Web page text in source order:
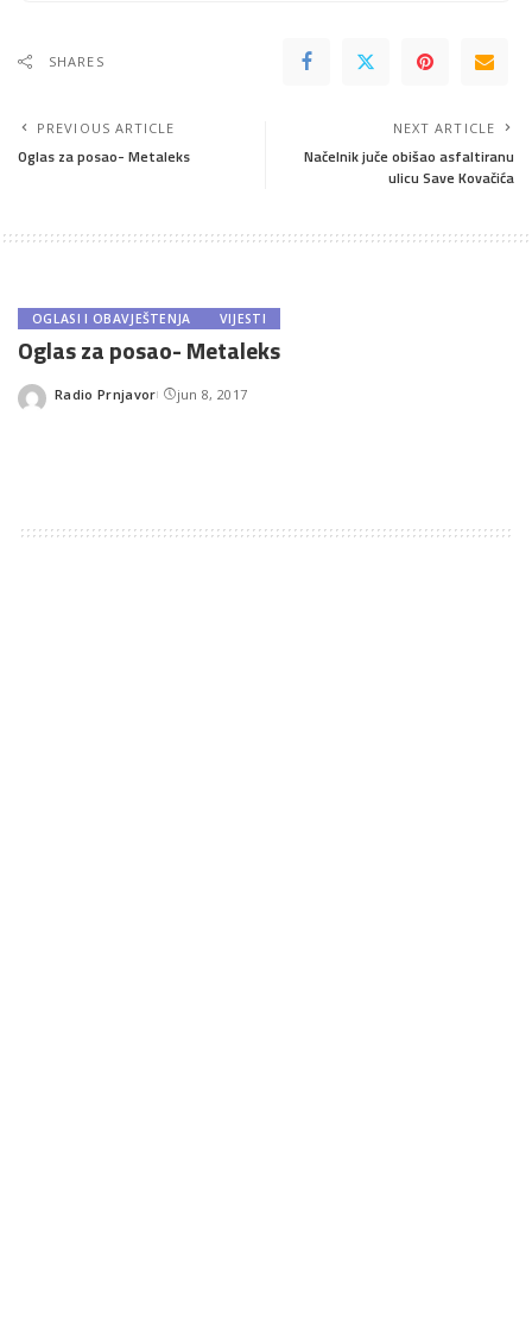
SHARES
PREVIOUS ARTICLE
Oglas za posao- Metaleks
NEXT ARTICLE
Načelnik juče obišao asfaltiranu
ulicu Save Kovačića
OGLASI I OBAVJEŠTENJA VIJESTI
Oglas za posao- Metaleks
Posted
Radio Prnjavor jun 8, 2017